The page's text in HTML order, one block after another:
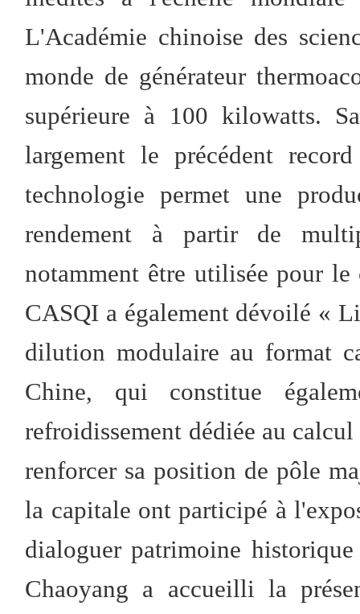
L'Académie chinoise des
monde de générateur
supérieure à 100 kilowatts.
largement le précédent
technologie permet une
rendement à partir de
notamment être utilisée pour le
CASQI a également dévoilé «
dilution modulaire au format
Chine, qui constitue
refroidissement dédiée au
renforcer sa position de pôle
la capitale ont participé à
dialoguer patrimoine
Chaoyang a accueilli la